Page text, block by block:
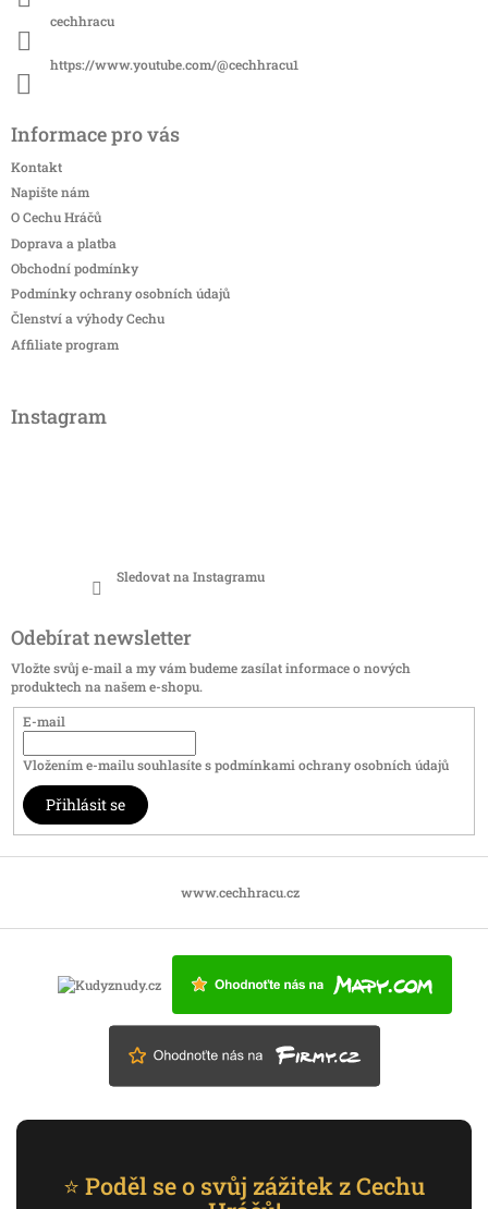
cechhracu
https://www.youtube.com/@cechhracu1
Informace pro vás
Kontakt
Napište nám
O Cechu Hráčů
Doprava a platba
Obchodní podmínky
Podmínky ochrany osobních údajů
Členství a výhody Cechu
Affiliate program
Instagram
Sledovat na Instagramu
Odebírat newsletter
Vložte svůj e-mail a my vám budeme zasílat informace o nových
produktech na našem e-shopu.
E-mail
Vložením e-mailu souhlasíte spodmínkami ochrany osobních údajů
Přihlásit se
www.cechhracu.cz
⭐ Poděl se o svůj zážitek z Cechu